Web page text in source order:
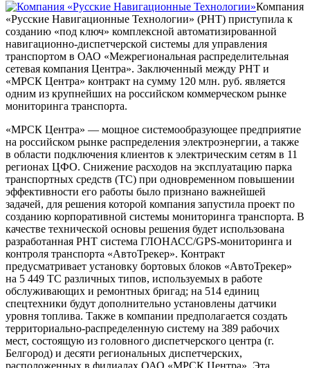
Компания
«Русские Навигационные Технологии» (РНТ) приступила к
созданию «под ключ» комплексной автоматизированной
навигационно-диспетчерской системы для управления
транспортом в ОАО «Межрегиональная распределительная
сетевая компания Центра». Заключенный между РНТ и
«МРСК Центра» контракт на сумму 120 млн. руб. является
одним из крупнейших на российском коммерческом рынке
мониторинга транспорта.
«МРСК Центра» — мощное системообразующее предприятие
на российском рынке распределения электроэнергии, а также
в области подключения клиентов к электрическим сетям в 11
регионах ЦФО. Снижение расходов на эксплуатацию парка
транспортных средств (ТС) при одновременном повышении
эффективности его работы было признано важнейшей
задачей, для решения которой компания запустила проект по
созданию корпоративной системы мониторинга транспорта. В
качестве технической основы решения будет использована
разработанная РНТ система ГЛОНАСС/GPS-мониторинга и
контроля транспорта «АвтоТрекер». Контракт
предусматривает установку бортовых блоков «АвтоТрекер»
на 5 449 ТС различных типов, используемых в работе
обслуживающих и ремонтных бригад; на 514 единиц
спецтехники будут дополнительно установлены датчики
уровня топлива. Также в компании предполагается создать
территориально-распределенную систему на 389 рабочих
мест, состоящую из головного диспетчерского центра (г.
Белгород) и десяти региональных диспетчерских,